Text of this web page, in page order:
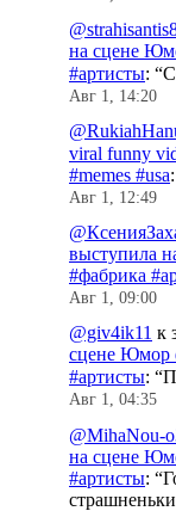
на сцене
#артисты: “
Авг 1, 14:20
viral funny
#memes #usa
Авг 1, 12:49
выступила
#фабрика
Авг 1, 09:00
@giv4ik11 к
сцене Юмор
#артисты: “
Авг 1, 04:35
@MihaNou-
на сцене
#артисты: “